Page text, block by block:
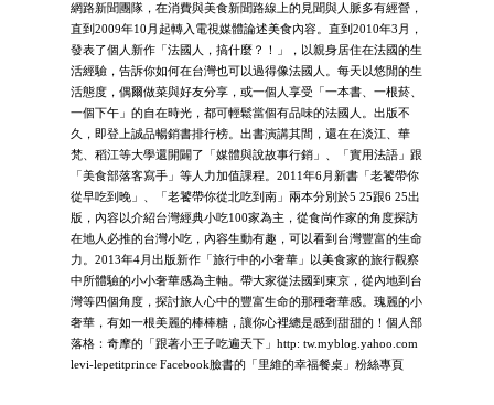
網路新聞團隊，在消費與美食新聞路線上的見聞與人脈多有經營，
直到2009年10月起轉入電視媒體論述美食內容。直到2010年3月，
發表了個人新作「法國人，搞什麼？！」，以親身居住在法國的生
活經驗，告訴你如何在台灣也可以過得像法國人。每天以悠閒的生
活態度，偶爾做菜與好友分享，或一個人享受「一本書、一根菸、
一個下午」的自在時光，都可輕鬆當個有品味的法國人。出版不
久，即登上誠品暢銷書排行榜。出書演講其間，還在在淡江、華
梵、稻江等大學還開闢了「媒體與說故事行銷」、「實用法語」跟
「美食部落客寫手」等人力加值課程。2011年6月新書「老饕帶你
從早吃到晚」、「老饕帶你從北吃到南」兩本分別於5 25跟6 25出
版，內容以介紹台灣經典小吃100家為主，從食尚作家的角度探訪
在地人必推的台灣小吃，內容生動有趣，可以看到台灣豐富的生命
力。2013年4月出版新作「旅行中的小奢華」以美食家的旅行觀察
中所體驗的小小奢華感為主軸。帶大家從法國到東京，從內地到台
灣等四個角度，探討旅人心中的豐富生命的那種奢華感。瑰麗的小
奢華，有如一根美麗的棒棒糖，讓你心裡總是感到甜甜的！個人部
落格：奇摩的「跟著小王子吃遍天下」http: tw.myblog.yahoo.com
levi-lepetitprince Facebook臉書的「里維的幸福餐桌」粉絲專頁